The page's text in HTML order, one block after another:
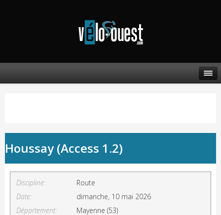
Houssay (Access 1.2)
Discipline:
Route
Date:
dimanche, 10 mai 2026
Département:
Mayenne (53)